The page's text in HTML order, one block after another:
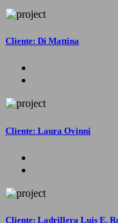
Cliente: Di Mattina
Cliente: Laura Ovinni
Cliente: Ladrillera Luis E.